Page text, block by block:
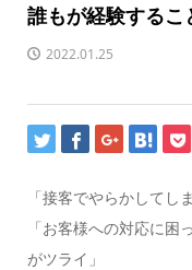
誰もが経験するこ
2022.01.25
「接客でやらかしてし
「お客様への対応に
がツライ」